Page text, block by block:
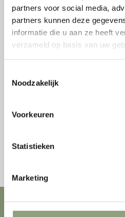
partners voor social media,
partners kunnen deze
informatie die u aan ze heeft
verzameld op basis van uw
Noodzakelijk
Voorkeuren
Statistieken
Marketing
De wind krijgt er geen vat op: het
Firebox